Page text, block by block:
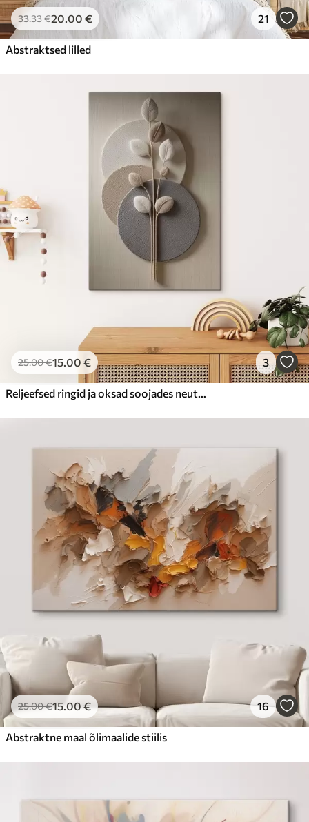
33.33€20.00 € 21
Abstraktsed lilled
25.00€15.00 € 3
Reljeefsed ringid ja oksad soojades neutraalsetes toonides
25.00€15.00€ 16
Abstraktne maal õlimaalide stiilis